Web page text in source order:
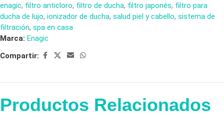
enagic, filtro anticloro, filtro de ducha, filtro japonés, filtro para
ducha de lujo, ionizador de ducha, salud piel y cabello, sistema de
filtración, spa en casa
Marca: Enagic
Compartir:
Productos Relacionados